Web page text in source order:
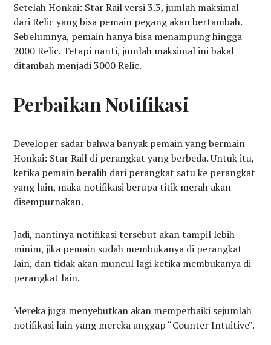
Setelah Honkai: Star Rail versi 3.3, jumlah maksimal
dari Relic yang bisa pemain pegang akan bertambah.
Sebelumnya, pemain hanya bisa menampung hingga
2000 Relic. Tetapi nanti, jumlah maksimal ini bakal
ditambah menjadi 3000 Relic.
Perbaikan Notifikasi
Developer sadar bahwa banyak pemain yang bermain
Honkai: Star Rail di perangkat yang berbeda. Untuk itu,
ketika pemain beralih dari perangkat satu ke perangkat
yang lain, maka notifikasi berupa titik merah akan
disempurnakan.
Jadi, nantinya notifikasi tersebut akan tampil lebih
minim, jika pemain sudah membukanya di perangkat
lain, dan tidak akan muncul lagi ketika membukanya di
perangkat lain.
Mereka juga menyebutkan akan memperbaiki sejumlah
notifikasi lain yang mereka anggap “Counter Intuitive”.